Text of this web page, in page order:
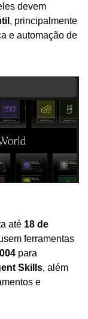
, principalmente
e automação de
até 18 de
ferramentas
para
Skills, além
e